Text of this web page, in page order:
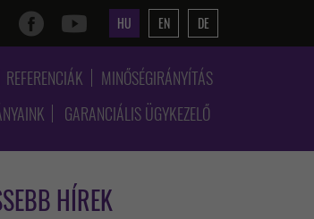
HU EN DE
REFERENCIÁK
MINŐSÉGIRÁNYÍTÁS
GARANCIÁLIS ÜGYKEZELŐ
HÍREK